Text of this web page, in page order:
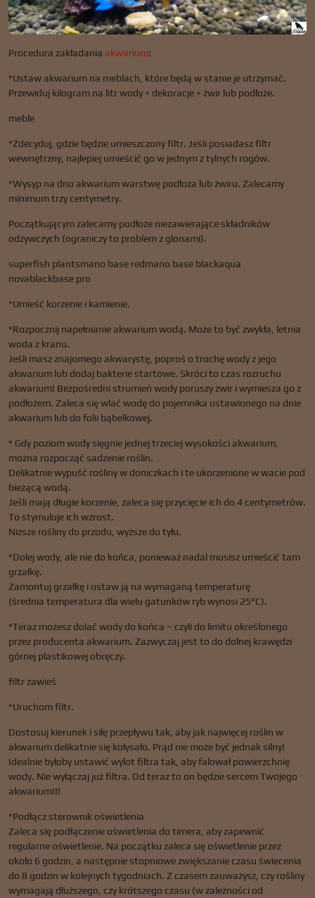
Procedura zakładania akwarium:
*Ustaw akwarium na meblach, które będą w stanie je utrzymać.
Przewiduj kilogram na litr wody + dekoracje + żwir lub podłoże.
meble
*Zdecyduj, gdzie będzie umieszczony filtr. Jeśli posiadasz filtr
wewnętrzny, najlepiej umieścić go w jednym z tylnych rogów.
*Wysyp na dno akwarium warstwę podłoża lub żwiru. Zalecamy
minimum trzy centymetry.
Początkującym zalecamy podłoże niezawierające składników
odżywczych (ograniczy to problem z glonami).
superfish plantsmano base redmano base blackaqua
novablackbase pro
*Umieść korzenie i kamienie.
*Rozpocznij napełnianie akwarium wodą. Może to być zwykła, letnia
woda z kranu.
Jeśli masz znajomego akwarystę, poproś o trochę wody z jego
akwarium lub dodaj bakterie startowe. Skróci to czas rozruchu
akwarium! Bezpośredni strumień wody poruszy żwir i wymiesza go z
podłożem. Zaleca się wlać wodę do pojemnika ustawionego na dnie
akwarium lub do folii bąbelkowej.
* Gdy poziom wody sięgnie jednej trzeciej wysokości akwarium,
można rozpocząć sadzenie roślin.
Delikatnie wypuść rośliny w doniczkach i te ukorzenione w wacie pod
bieżącą wodą.
Jeśli mają długie korzenie, zaleca się przycięcie ich do 4 centymetrów.
To stymuluje ich wzrost.
Niższe rośliny do przodu, wyższe do tyłu.
*Dolej wody, ale nie do końca, ponieważ nadal musisz umieścić tam
grzałkę.
Zamontuj grzałkę i ustaw ją na wymaganą temperaturę
(średnia temperatura dla wielu gatunków ryb wynosi 25°C).
*Teraz możesz dolać wody do końca – czyli do limitu określonego
przez producenta akwarium. Zazwyczaj jest to do dolnej krawędzi
górnej plastikowej obręczy.
filtr zawieś
*Uruchom filtr.
Dostosuj kierunek i siłę przepływu tak, aby jak najwięcej roślin w
akwarium delikatnie się kołysało. Prąd nie może być jednak silny!
Idealnie byłoby ustawić wylot filtra tak, aby falował powierzchnię
wody. Nie wyłączaj już filtra. Od teraz to on będzie sercem Twojego
akwarium!!!
*Podłącz sterownik oświetlenia
Zaleca się podłączenie oświetlenia do timera, aby zapewnić
regularne oświetlenie. Na początku zaleca się oświetlenie przez
około 6 godzin, a następnie stopniowe zwiększanie czasu świecenia
do 8 godzin w kolejnych tygodniach. Z czasem zauważysz, czy rośliny
wymagają dłuższego, czy krótszego czasu (w zależności od